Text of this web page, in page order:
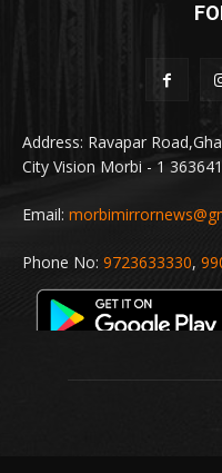
Address: Ravapar
City Vision Morbi - 1 363641
Email:
Phone No: 9723633330,